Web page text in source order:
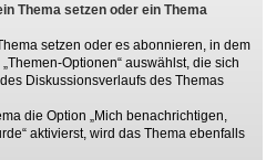
Thema setzen oder ein Thema
setzen oder es abonnieren, in dem
Optionen“ auswählst, die sich
Diskussionsverlaufs des Themas
die Option „Mich benachrichtigen,
aktivierst, wird das Thema ebenfalls